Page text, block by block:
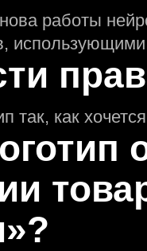
работы
так, как